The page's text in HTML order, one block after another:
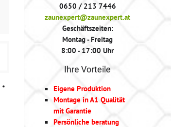
•
0650 / 213 7446
zaunexpert@zaunexpert.at
Geschäftszeiten:
Montag - Freitag
8:00 - 17:00 Uhr
Ihre Vorteile
Eigene Produktion
Montage in A1 Qualität
mit Garantie
Persönliche beratung